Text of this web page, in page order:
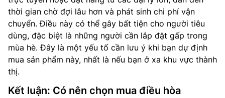
thời gian chờ đợi lâu hơn và phát sinh chi phí vận
chuyển. Điều này có thể gây bất tiện cho người tiêu
dùng, đặc biệt là những người cần lắp đặt gấp trong
mùa hè. Đây là một yếu tố cần lưu ý khi bạn dự định
mua sản phẩm này, nhất là nếu bạn ở xa khu vực thành
thị.
Kết luận: Có nên chọn mua điều hòa